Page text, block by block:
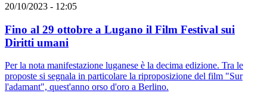
20/10/2023 - 12:05
Fino al 29 ottobre a Lugano il Film Festival sui
Diritti umani
Per la nota manifestazione luganese è la decima edizione. Tra le
proposte si segnala in particolare la riproposizione del film "Sur
l'adamant", quest'anno orso d'oro a Berlino.